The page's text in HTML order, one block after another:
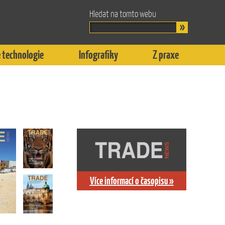
Hledat na tomto webu
technologie Infografiky Z praxe
Více informací o časopisu »